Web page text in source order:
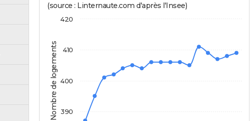
Nombre de logements
(source : Linternaute.com d'après l'Insee)
390
400
410
420